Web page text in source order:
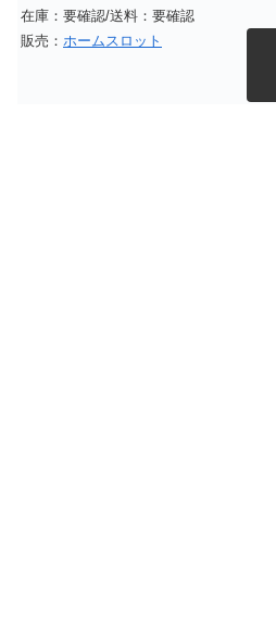
在庫：要確認/送料：要確認
販売： ホームスロット